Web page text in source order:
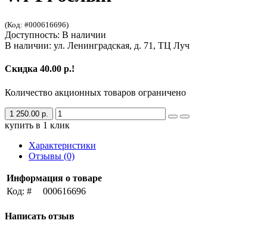
(Код: #000616696)
Доступность: В наличии
В наличии: ул. Ленинградская, д. 71, ТЦ Луч
Скидка 40.00 р.!
Количество акционных товаров ограничено
1 250.00 р.
купить в 1 клик
Характеристики
Отзывы (0)
Информация о товаре
Код: #
000616696
Написать отзыв